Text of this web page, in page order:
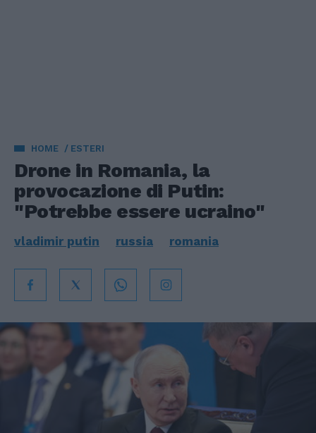
HOME ESTERI
Drone in Romania, la
provocazione di Putin:
"Potrebbe essere ucraino"
vladimir putin russia romania